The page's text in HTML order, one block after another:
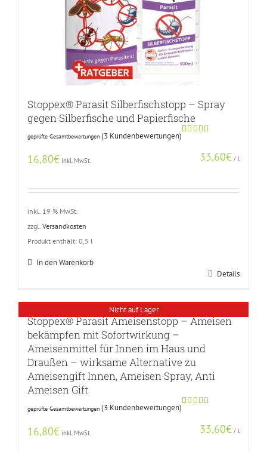
Stoppex® Parasit Silberfischstopp – Spray
gegen Silberfische und Papierfische
von 5,
basierend
geprüfte Gesamtbewertungen (3 Kundenbewertungen)
16,80€ inkl. MwSt. 33,60€ / l
inkl. 19 % MwSt.
zzgl. Versandkosten
Produkt enthält: 0,5 l
In den Warenkorb
Details
Nicht auf Lager
Stoppex® Parasit Ameisenstopp – Ameisen
bekämpfen mit Sofortwirkung –
Ameisenmittel für Innen im Haus und
Draußen – wirksame Alternative zu
Ameisengift Innen, Ameisen Spray, Anti
Ameisen Gift
von 5,
basierend
geprüfte Gesamtbewertungen (3 Kundenbewertungen)
16,80€ inkl. MwSt. 33,60€ / l